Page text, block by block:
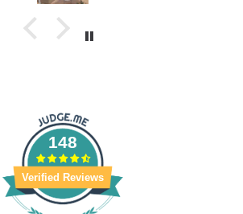
148
Verified Reviews